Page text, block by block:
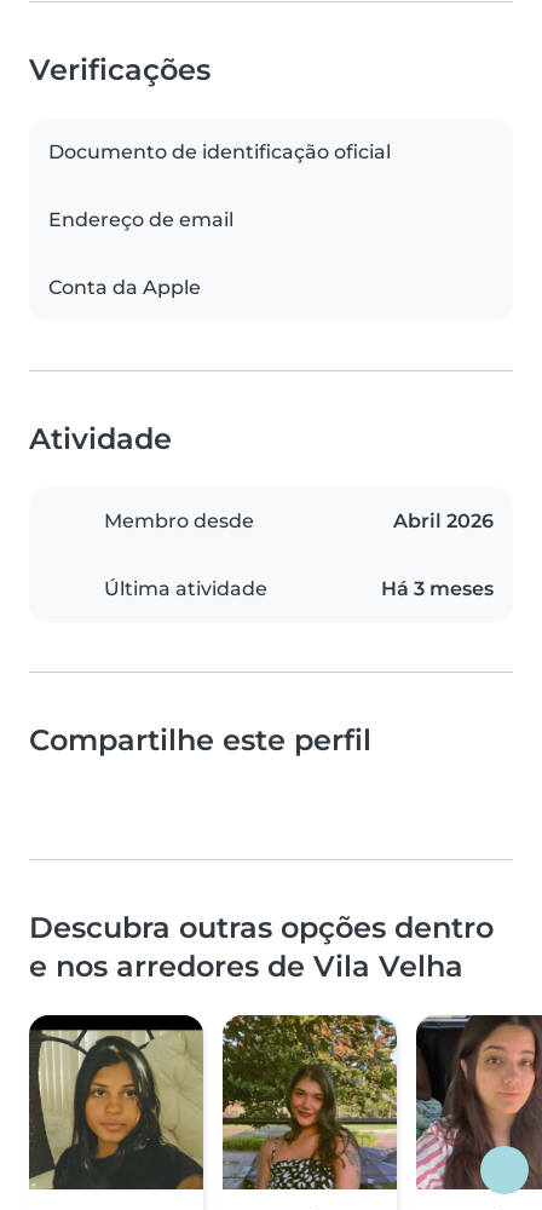
Verificações
Documento de identificação oficial
Endereço de email
Conta da Apple
Atividade
Membro desde Abril 2026
Última atividade Há 3 meses
Compartilhe este perfil
Descubra outras opções dentro
e nos arredores de Vila Velha